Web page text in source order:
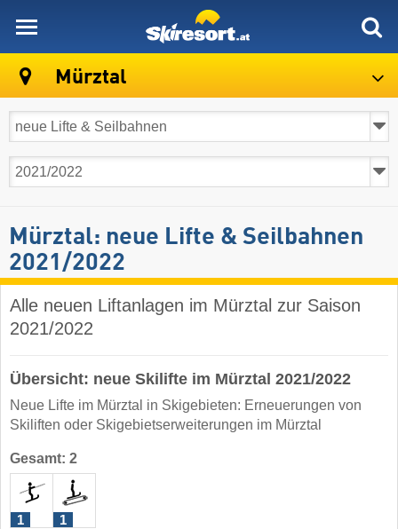
Mürztal
Mürztal: neue Lifte & Seilbahnen
2021/2022
Alle neuen Liftanlagen im Mürztal zur Saison
2021/2022
Übersicht: neue Skilifte im Mürztal 2021/2022
Neue Lifte im Mürztal in Skigebieten: Erneuerungen von
Skiliften oder Skigebietserweiterungen im Mürztal
Gesamt: 2
1 1